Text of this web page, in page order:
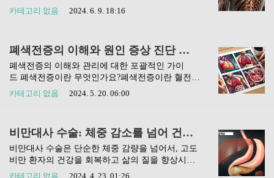
을 조절하는 데 필수적인 역할을 합니다. 혈중 나트
륨 농도는 보통 밀리리터당 135~145mmol 사이를
단합니다. 이 상태는 뇌를 포함한 여러 조직에서 부
종을 유발하고, 궁극적..
장애로, 전신적이고 특별한 염증이나 조직 손상 없
면 장애, 기억력 및 집중력 저하와 같은 인지 기능
의 문제, 우울감 또는 불안감 등이 동반될 수 있습
니다. 섬유근통을 겪는 사람들은 종종 '안개 속에서
길을 잃은 것' 같은 느낌을 호소하는데, 이는 '섬유
안개'라고 불리는 현상입니다. 섬유근통의 원인섬
작용하여 발병 위험을 증가시키는 것으로 보고 있
습니다. 이러한 요인으로는..
카테고리 없음 2024. 6. 9. 18:16
폐색전증의 이해와 원인 증상 진단 치료 예방 관리에 대한 포괄적인 가이드
폐색전증의 이해와 관리에 대한 포괄적인 가이
드 폐색전증이란 무엇인가요?폐색전증이란 혈전이
혈관을 따라 이동하여 폐의 동맥을 막는 상태를 말
런 발생이 특징이며, 심각한 경우 순식간에 생명을
위협할 수 있는 상황으로 이어질 수 있습니다. 반
면, 만성 폐색전증은 장기간에 걸쳐 점차 발전하여
폐고혈압과 같은 합병증을 유발할 수 있습니다. 혈
카테고리 없음 2024. 5. 20. 06:00
비만대사 수술: 체중 감소를 넘어 건강한 삶으로의 여정
비만대사 수술은 단순한 체중 감량을 넘어서, 고도
비만 환자의 건강을 회복하고 삶의 질을 향상시키
기 위한 의학적 접근입니다. 이 수술은 복합적인 대
카테고리 없음 2024. 4. 23. 01:26